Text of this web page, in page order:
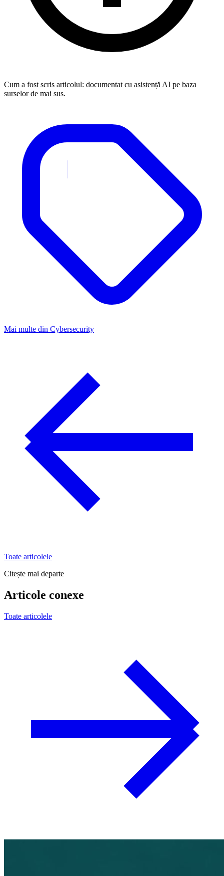
Cum a fost scris articolul: documentat cu asistență AI pe baza
surselor de mai sus.
Mai multe din Cybersecurity
Toate articolele
Citește mai departe
Articole conexe
Toate articolele